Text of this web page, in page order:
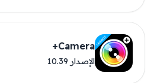
Camera+
الإصدار 10.39